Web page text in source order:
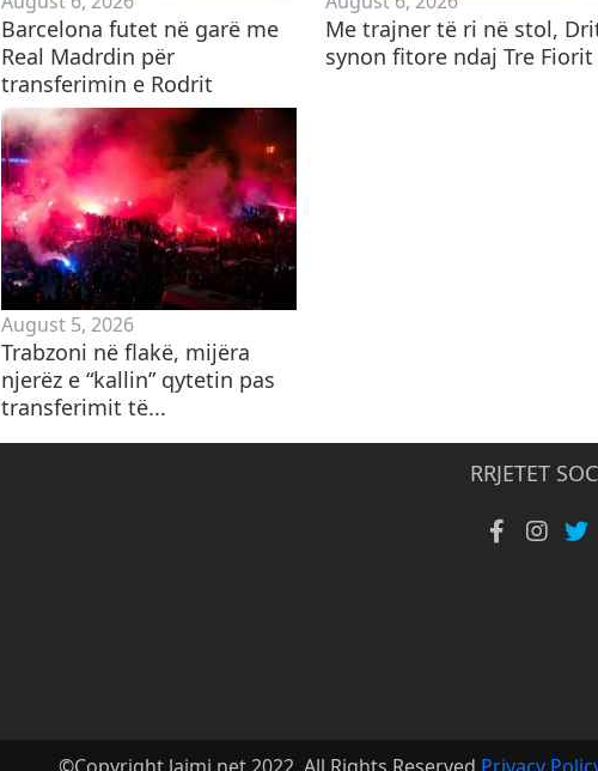
Barcelona futet në garë me
Real Madrdin për
transferimin e Rodrit
​Me trajner të ri në stol,
synon fitore ndaj Tre Fiorit
August 5, 2026
Trabzoni në flakë, mijëra
njerëz e “kallin” qytetin pas
transferimit të...
RRJETET
©Copyright lajmi.net 2022. All Rights Reserved Privacy